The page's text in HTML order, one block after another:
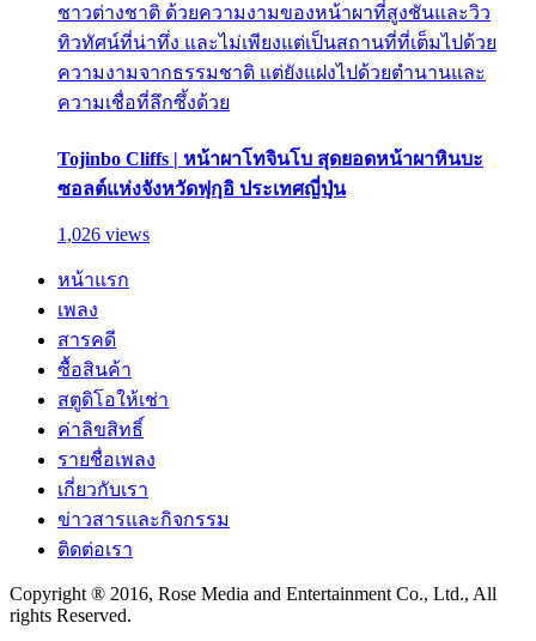
ชาวต่างชาติ ด้วยความงามของหน้าผาที่สูงชันและวิว
ทิวทัศน์ที่น่าทึ่ง และไม่เพียงแต่เป็นสถานที่ที่เต็มไปด้วย
ความงามจากธรรมชาติ แต่ยังแฝงไปด้วยตำนานและ
ความเชื่อที่ลึกซึ้งด้วย
Tojinbo Cliffs | หน้าผาโทจินโบ สุดยอดหน้าผาหินบะ
ซอลต์แห่งจังหวัดฟุกุอิ ประเทศญี่ปุ่น
1,026 views
หน้าแรก
เพลง
สารคดี
ซื้อสินค้า
สตูดิโอให้เช่า
ค่าลิขสิทธิ์
รายชื่อเพลง
เกี่ยวกับเรา
ข่าวสารและกิจกรรม
ติดต่อเรา
Copyright ® 2016, Rose Media and Entertainment Co., Ltd., All
rights Reserved.